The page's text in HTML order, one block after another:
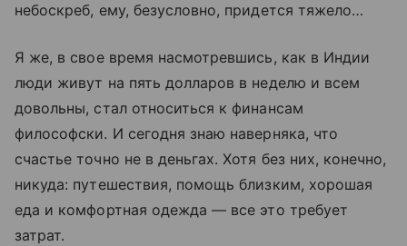
небоскреб, ему, безусловно, придется тяжело…
Я же, в свое время насмотревшись, как в Индии
люди живут на пять долларов в неделю и всем
довольны, стал относиться к финансам
философски. И сегодня знаю наверняка, что
счастье точно не в деньгах. Хотя без них, конечно,
никуда: путешествия, помощь близким, хорошая
еда и комфортная одежда — все это требует
затрат.